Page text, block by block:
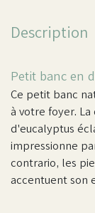
Description
Petit banc en
Ce petit banc
à votre foyer.
d'eucalyptus
impressionne
contrario, les
accentuent son